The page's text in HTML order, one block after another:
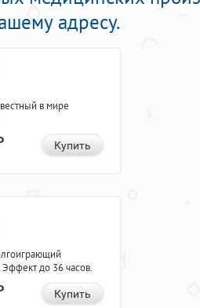
адресу.
в мире
Купить
Эффект до 36 часов.
Купить